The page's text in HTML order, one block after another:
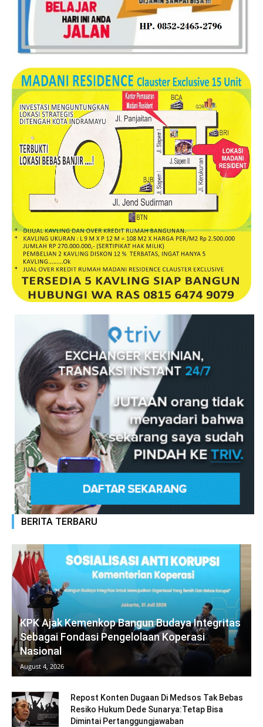
BERITA TERBARU
KPK Ajak Kemenkop Bangun Budaya Integritas
Sebagai Fondasi Pengelolaan Koperasi
Nasional
August 4, 2026
Repost Konten Dugaan Di Medsos Tak Bebas
Resiko Hukum Dede Sunarya:Tetap Bisa
Dimintai Pertanggungjawaban